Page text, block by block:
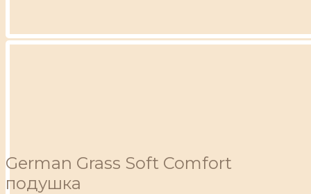
German Grass Soft Comfort
подушка